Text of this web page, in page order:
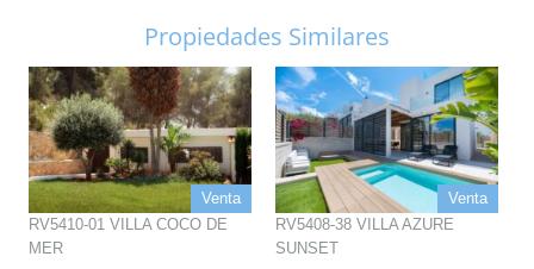
Propiedades Similares
Venta
RV5410-01 VILLA COCO DE
MER
Venta
RV5408-38 VILLA AZURE
SUNSET